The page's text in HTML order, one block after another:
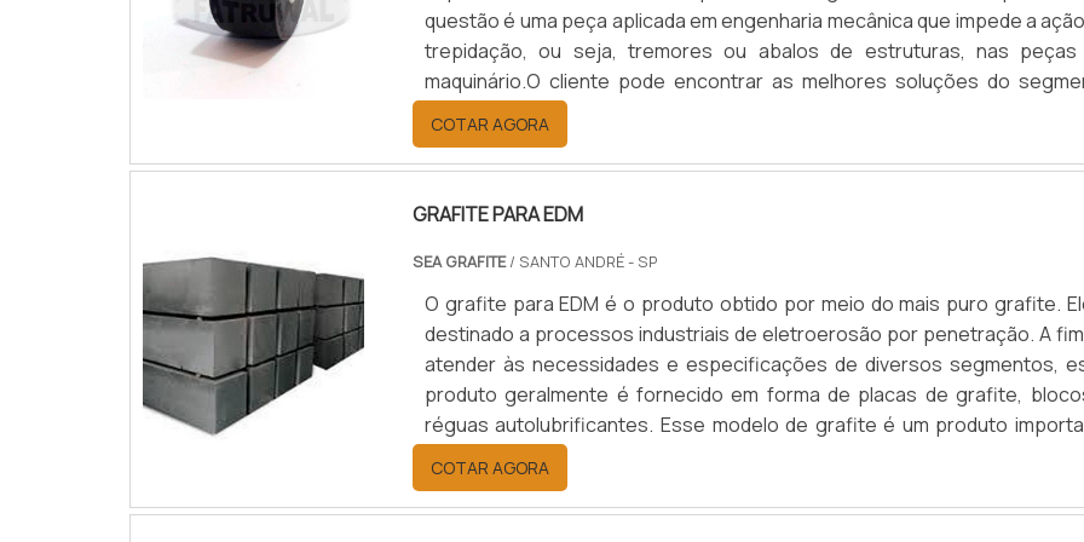
Apenas ela será capaz de garantir a segurança e eficiência não só do
mas também das pessoas envolvidas nas operações. Sendo assim,
uma pesquisa, será fácil de descobrir que a Operante Comércio é a
certa!União giratória preço JUSTO E ACESSÍVELA Operante Comércio
União Rotativa é uma empresa com mais de 10 anos de experiência, e é
de atender a nível nacional. Comprometida com a qualidade e
qualidade e profissionalismo. Suas peças são fabricadas no Brasil, logo
estão sujeitas a bruscas variações de preço, e, como resultado, a
garantia do mercado e entregas em até 15 dias. Solicite já um orçamento!.
questão é uma peça aplicada em engenharia mecânica que impede a
trepidação, ou seja, tremores ou abalos de estruturas, nas peças
maquinário.O cliente pode encontrar as melhores soluções do
numa empresa fabricante reconhecida no segmento.A
comentada acima, causa degradação e comprometimento do
das máquinas, princip.
COTAR AGORA
GRAFITE PARA EDM
SEA GRAFITE/ SANTO ANDRÉ - SP
O grafite para EDM é o produto obtido por meio do mais puro grafite.
destinado a processos industriais de eletroerosão por penetração. A
atender às necessidades e especificações de diversos segmentos,
produto geralmente é fornecido em forma de placas de grafite,
réguas autolubrificantes. Esse modelo de grafite é um produto
original dos Estados Unidos, que é desenvolvido para aplicações
temperaturas muito altas, que podem atingir até 3000°C.Isso somente é.
COTAR AGORA